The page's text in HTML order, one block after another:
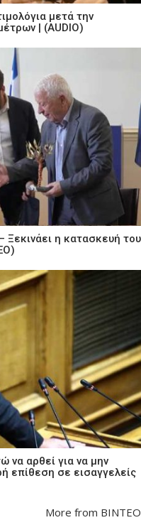
μετά την
| (AUDIO)
η κατασκευή του
να αρθεί για να μην
επίθεση σε εισαγγελείς
More from ΒΙΝΤΕΟ